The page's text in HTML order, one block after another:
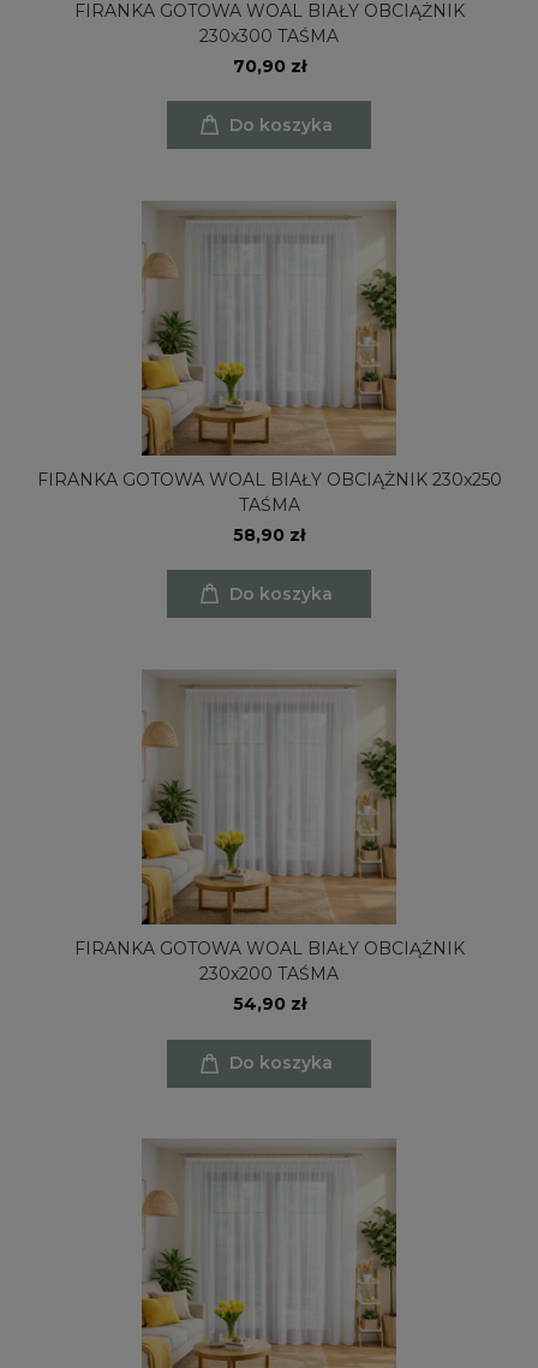
FIRANKA GOTOWA WOAL BIAŁY OBCIĄŻNIK
230x300 TAŚMA
70,90 zł
Do koszyka
FIRANKA GOTOWA WOAL BIAŁY OBCIĄŻNIK 230x250
TAŚMA
58,90 zł
Do koszyka
FIRANKA GOTOWA WOAL BIAŁY OBCIĄŻNIK
230x200 TAŚMA
54,90 zł
Do koszyka